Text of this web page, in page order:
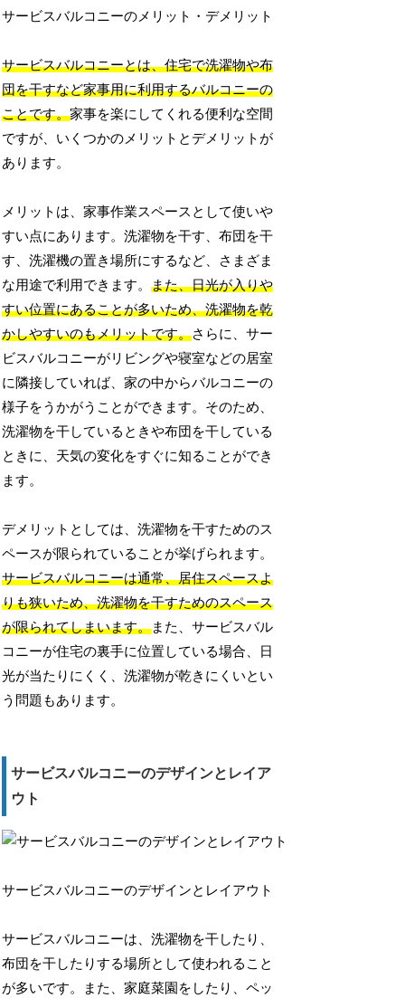
サービスバルコニーのメリット・デメリット
サービスバルコニーとは、住宅で洗濯物や布
団を干すなど家事用に利用するバルコニーの
ことです。家事を楽にしてくれる便利な空間
ですが、いくつかのメリットとデメリットが
あります。
メリットは、家事作業スペースとして使いや
すい点にあります。洗濯物を干す、布団を干
す、洗濯機の置き場所にするなど、さまざま
な用途で利用できます。また、日光が入りや
すい位置にあることが多いため、洗濯物を乾
かしやすいのもメリットです。さらに、サー
ビスバルコニーがリビングや寝室などの居室
に隣接していれば、家の中からバルコニーの
様子をうかがうことができます。そのため、
洗濯物を干しているときや布団を干している
ときに、天気の変化をすぐに知ることができ
ます。
デメリットとしては、洗濯物を干すためのス
ペースが限られていることが挙げられます。
サービスバルコニーは通常、居住スペースよ
りも狭いため、洗濯物を干すためのスペース
が限られてしまいます。また、サービスバル
コニーが住宅の裏手に位置している場合、日
光が当たりにくく、洗濯物が乾きにくいとい
う問題もあります。
サービスバルコニーのデザインとレイア
ウト
サービスバルコニーのデザインとレイアウト
サービスバルコニーは、洗濯物を干したり、
布団を干したりする場所として使われること
が多いです。また、家庭菜園をしたり、ペッ